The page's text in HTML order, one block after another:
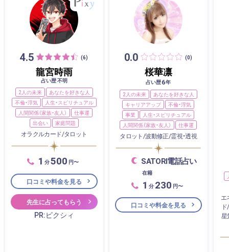
4.5 (6)
龍宮時雨
占い歴 不明
2人の未来
あなたを好きな人
不倫・浮気
人生・スピリチュアル
人間関係（家族・友人）
仕事運
出会い
家庭問題
オラクルカード/タロット
1 分500 円〜
口コミや料金を見る
先生に占ってもらう
PR:ピクシィ
0.0 (0)
桜華凛
占い歴6年
2人の未来
あなたを好きな人
キャリアアップ
不倫・浮気
事業
人生・スピリチュアル
人間関係（家族・友人）
仕事運
タロット/波動修正/霊視・透視
SATORI電話占い
在籍
1 分 230 円〜
口コミや料金を見る
エ
星